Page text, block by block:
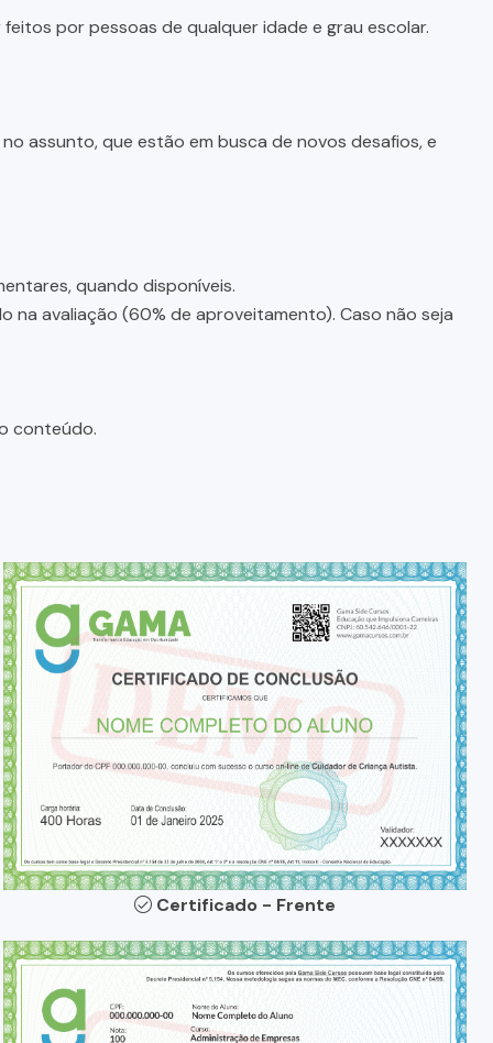
por pessoas de qualquer idade e grau escolar.
assunto, que estão em busca de novos desafios, e
quando disponíveis.
avaliação (60% de aproveitamento). Caso não seja
conteúdo.
Certificado - Frente